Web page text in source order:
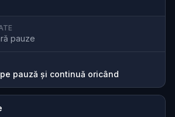
pauze
pauză și continuă oricând